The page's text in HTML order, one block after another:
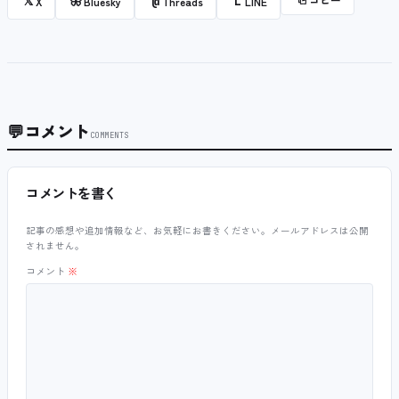
💬コメント COMMENTS
コメントを書く
記事の感想や追加情報など、お気軽にお書きください。メールアドレスは公開
されません。
コメント ※